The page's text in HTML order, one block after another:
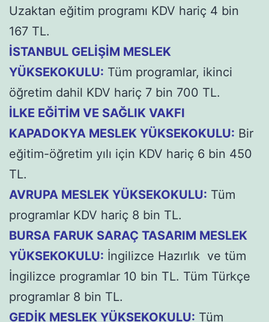
Uzaktan eğitim programı KDV hariç 4 bin
167 TL.
İSTANBUL GELİŞİM MESLEK
YÜKSEKOKULU: Tüm programlar, ikinci
öğretim dahil KDV hariç 7 bin 700 TL.
İLKE EĞİTİM VE SAĞLIK VAKFI
KAPADOKYA MESLEK YÜKSEKOKULU: Bir
eğitim-öğretim yılı için KDV hariç 6 bin 450
TL.
AVRUPA MESLEK YÜKSEKOKULU: Tüm
programlar KDV hariç 8 bin TL.
BURSA FARUK SARAÇ TASARIM MESLEK
YÜKSEKOKULU: İngilizce Hazırlık ve tüm
İngilizce programlar 10 bin TL. Tüm Türkçe
programlar 8 bin TL.
GEDİK MESLEK YÜKSEKOKULU: Tüm